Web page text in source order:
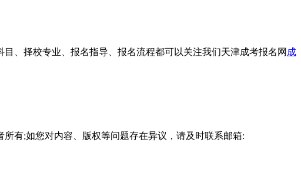
、择校专业、报名指导、报名流程都可以关注我们天津成考报名网 成
有;如您对内容、版权等问题存在异议，请及时联系邮箱: